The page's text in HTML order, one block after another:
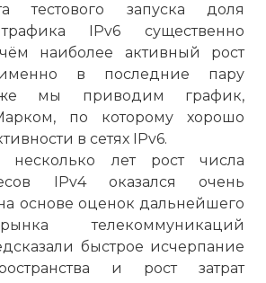
тестового запуска доля
IPv6 существенно
наиболее активный рост
в последние пару
мы приводим график,
по которому хорошо
в сетях IPv6.
несколько лет рост числа
IPv4 оказался очень
основе оценок дальнейшего
телекоммуникаций
быстрое исчерпание
и рост затрат